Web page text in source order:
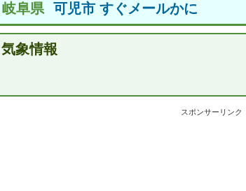
岐阜県 可児市 すぐメールかに
気象情報
スポンサーリンク